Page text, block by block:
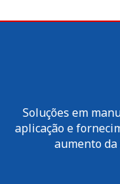
Soluções em
aplicação e
aumento